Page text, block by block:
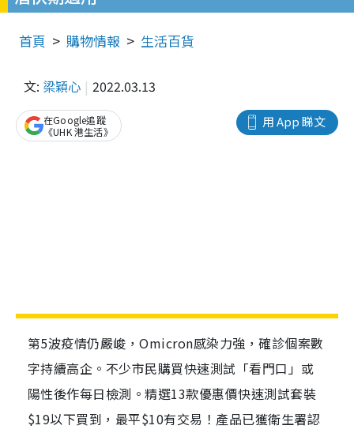
首頁 購物情報 生活百貨
文: 梁穎心 2022.03.13
用 App 睇文
在Google追蹤
《UHK 港生活》
第5波疫情仍嚴峻，Omicron感染力強，確診個案數
字持續高企。不少市民購買快速測試「看門口」或
陽性後作每日檢測。精選13款優惠價快速測試套裝
$19以下買到，最平$10有交易！產品已獲衛生署認